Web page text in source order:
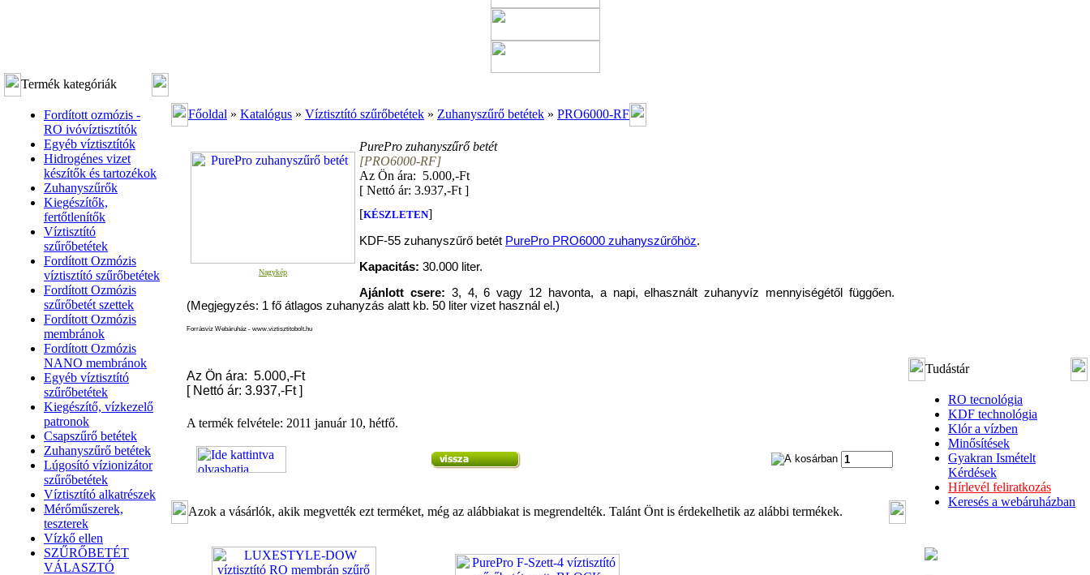
Termék kategóriák
Fordított ozmózis -
RO ivóvíztisztítók
Egyéb víztisztítók
Hidrogénes vizet
készítők és tartozékok
Zuhanyszűrők
Kiegészítők,
fertőtlenítők
Víztisztító
szűrőbetétek
Fordított Ozmózis
víztisztító szűrőbetétek
Fordított Ozmózis
szűrőbetét szettek
Fordított Ozmózis
membránok
Fordított Ozmózis
NANO membránok
Egyéb víztisztító
szűrőbetétek
Kiegészítő, vízkezelő
patronok
Csapszűrő betétek
Zuhanyszűrő betétek
Lúgosító vízionizátor
szűrőbetétek
Víztisztító alkatrészek
Mérőműszerek,
teszterek
Vízkő ellen
SZŰRŐBETÉT
VÁLASZTÓ
Főoldal » Katalógus » Víztisztító szűrőbetétek » Zuhanyszűrő betétek » PRO6000-RF
Nagykép
PurePro zuhanyszűrő betét
[PRO6000-RF]
Az Ön ára: 5.000,-Ft
[ Nettó ár: 3.937,-Ft ]
[KÉSZLETEN]
KDF-55 zuhanyszűrő betét PurePro PRO6000 zuhanyszűrőhöz.
Kapacitás: 30.000 liter.
Ajánlott csere: 3, 4, 6 vagy 12 havonta, a napi, elhasznált zuhanyvíz mennyiségétől függően.
(Megjegyzés: 1 fő átlagos zuhanyzás alatt kb. 50 liter vizet használ el.)
Forrásvíz Webáruház - www.viztisztitobolt.hu
Az Ön ára: 5.000,-Ft
[ Nettó ár: 3.937,-Ft]
A termék felvétele: 2011 január 10, hétfő.
Azok a vásárlók, akik megvették ezt terméket, még az alábbiakat is megrendelték. Talánt Önt is érdekelhetik az alábbi termékek.
Tudástár
RO tecnológia
KDF technológia
Klór a vízben
Minősítések
Gyakran Ismételt
Kérdések
Hírlevél feliratkozás
Keresés a webáruházban